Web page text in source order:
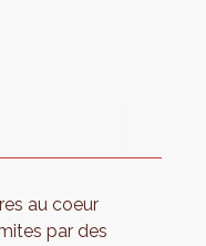
au coeur
par des